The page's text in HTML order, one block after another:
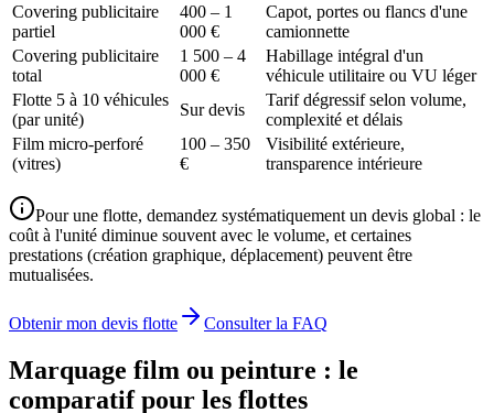
Covering publicitaire
partiel
400 – 1
000 €
Capot, portes ou flancs d'une
camionnette
Covering publicitaire
total
1 500 – 4
000 €
Habillage intégral d'un
véhicule utilitaire ou VU léger
Flotte 5 à 10 véhicules
(par unité)
Sur devis
Tarif dégressif selon volume,
complexité et délais
Film micro-perforé
(vitres)
100 – 350
€
Visibilité extérieure,
transparence intérieure
Pour une flotte, demandez systématiquement un devis global : le
coût à l'unité diminue souvent avec le volume, et certaines
prestations (création graphique, déplacement) peuvent être
mutualisées.
Obtenir mon devis flotte Consulter la FAQ
Marquage film ou peinture : le
comparatif pour les flottes